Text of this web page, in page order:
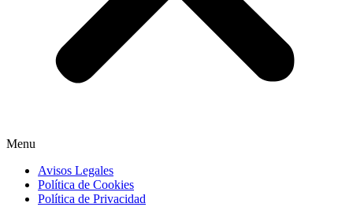
Menu
Avisos Legales
Política de Cookies
Política de Privacidad